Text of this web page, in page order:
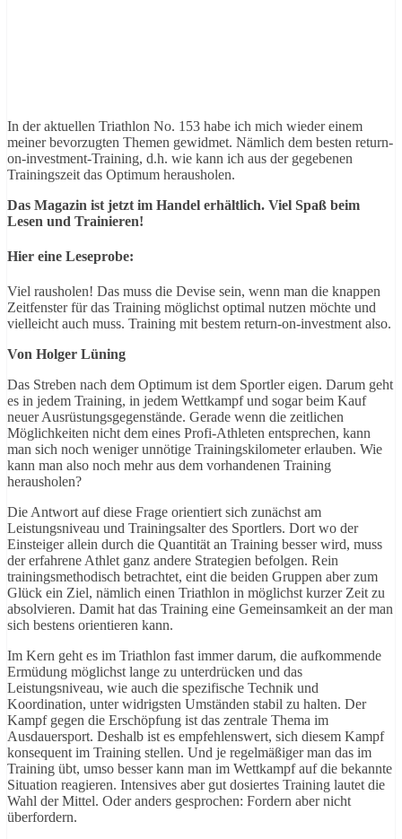
In der aktuellen Triathlon No. 153 habe ich mich wieder einem
meiner bevorzugten Themen gewidmet. Nämlich dem besten return-
on-investment-Training, d.h. wie kann ich aus der gegebenen
Trainingszeit das Optimum herausholen.
Das Magazin ist jetzt im Handel erhältlich. Viel Spaß beim
Lesen und Trainieren!
Hier eine Leseprobe:
Viel rausholen! Das muss die Devise sein, wenn man die knappen
Zeitfenster für das Training möglichst optimal nutzen möchte und
vielleicht auch muss. Training mit bestem return-on-investment also.
Von Holger Lüning
Das Streben nach dem Optimum ist dem Sportler eigen. Darum geht
es in jedem Training, in jedem Wettkampf und sogar beim Kauf
neuer Ausrüstungsgegenstände. Gerade wenn die zeitlichen
Möglichkeiten nicht dem eines Profi-Athleten entsprechen, kann
man sich noch weniger unnötige Trainingskilometer erlauben. Wie
kann man also noch mehr aus dem vorhandenen Training
herausholen?
Die Antwort auf diese Frage orientiert sich zunächst am
Leistungsniveau und Trainingsalter des Sportlers. Dort wo der
Einsteiger allein durch die Quantität an Training besser wird, muss
der erfahrene Athlet ganz andere Strategien befolgen. Rein
trainingsmethodisch betrachtet, eint die beiden Gruppen aber zum
Glück ein Ziel, nämlich einen Triathlon in möglichst kurzer Zeit zu
absolvieren. Damit hat das Training eine Gemeinsamkeit an der man
sich bestens orientieren kann.
Im Kern geht es im Triathlon fast immer darum, die aufkommende
Ermüdung möglichst lange zu unterdrücken und das
Leistungsniveau, wie auch die spezifische Technik und
Koordination, unter widrigsten Umständen stabil zu halten. Der
Kampf gegen die Erschöpfung ist das zentrale Thema im
Ausdauersport. Deshalb ist es empfehlenswert, sich diesem Kampf
konsequent im Training stellen. Und je regelmäßiger man das im
Training übt, umso besser kann man im Wettkampf auf die bekannte
Situation reagieren. Intensives aber gut dosiertes Training lautet die
Wahl der Mittel. Oder anders gesprochen: Fordern aber nicht
überfordern.